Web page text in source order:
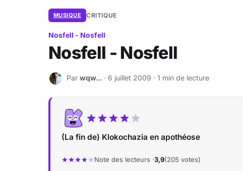
MUSIQUE CRITIQUE
Nosfell - Nosfell
Nosfell - Nosfell
W Par wqw... · 6 juillet 2009 · 1 min de lecture
(La fin de) Klokochazia en apothéose
Note des lecteurs ·3,9(205 votes)